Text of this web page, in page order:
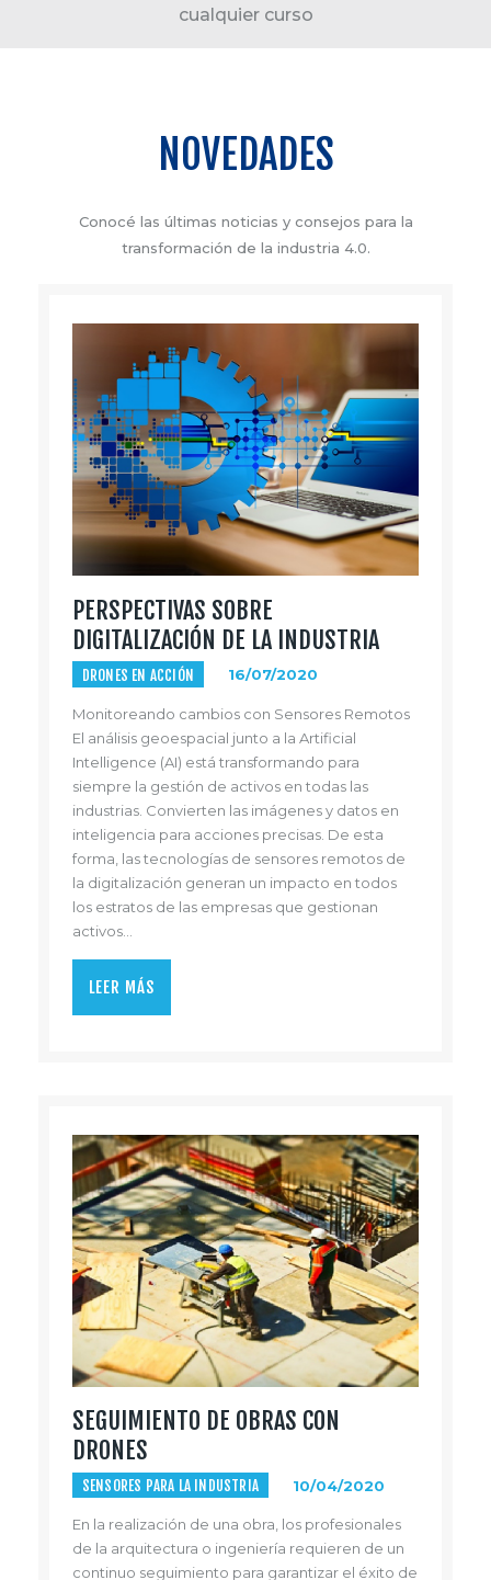
cualquier curso
NOVEDADES
Conocé las últimas noticias y consejos para la
transformación de la industria 4.0.
PERSPECTIVAS SOBRE
DIGITALIZACIÓN DE LA INDUSTRIA
DRONES EN ACCIÓN 16/07/2020
Monitoreando cambios con Sensores Remotos
El análisis geoespacial junto a la Artificial
Intelligence (AI) está transformando para
siempre la gestión de activos en todas las
industrias. Convierten las imágenes y datos en
inteligencia para acciones precisas. De esta
forma, las tecnologías de sensores remotos de
la digitalización generan un impacto en todos
los estratos de las empresas que gestionan
activos…
LEER MÁS
SEGUIMIENTO DE OBRAS CON
DRONES
SENSORES PARA LA INDUSTRIA 10/04/2020
En la realización de una obra, los profesionales
de la arquitectura o ingeniería requieren de un
continuo seguimiento para garantizar el éxito de